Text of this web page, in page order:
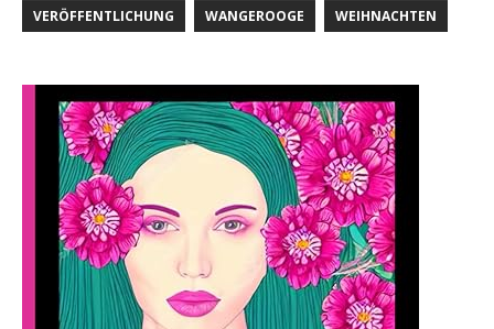
VERÖFFENTLICHUNG WANGEROOGE WEIHNACHTEN